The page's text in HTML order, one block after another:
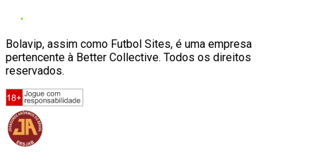
Bolavip, assim como Futbol Sites, é uma empresa
pertencente à Better Collective. Todos os direitos
reservados.